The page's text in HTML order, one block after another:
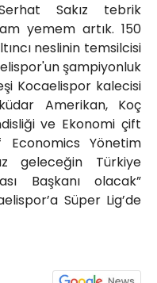
Sakız tebrik
yemem artık. 150
neslinin temsilcisi
şampiyonluk
Kocaelispor kalecisi
Amerikan, Koç
ve Ekonomi çift
Yönetim
geleceğin Türkiye
Başkanı olacak”
Süper Lig’de